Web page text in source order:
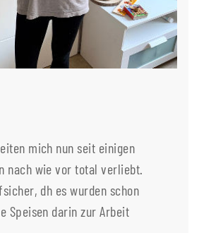
mich nun seit einigen
nach wie vor total verliebt.
dh es wurden schon
Speisen darin zur Arbeit